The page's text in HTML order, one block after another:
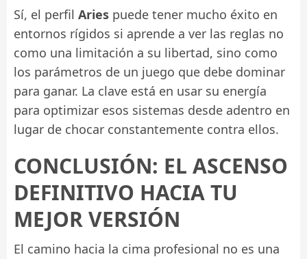
Sí, el perfil Aries puede tener mucho éxito en
entornos rígidos si aprende a ver las reglas no
como una limitación a su libertad, sino como
los parámetros de un juego que debe dominar
para ganar. La clave está en usar su energía
para optimizar esos sistemas desde adentro en
lugar de chocar constantemente contra ellos.
CONCLUSIÓN: EL ASCENSO
DEFINITIVO HACIA TU
MEJOR VERSIÓN
El camino hacia la cima profesional no es una